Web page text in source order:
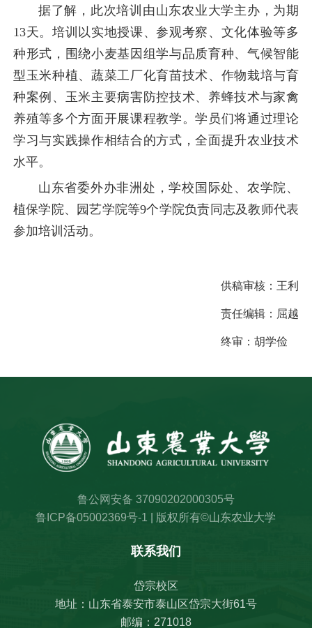
据了解，此次培训由山东农业大学主办，为期
13天。培训以实地授课、参观考察、文化体验等多
种形式，围绕小麦基因组学与品质育种、气候智能
型玉米种植、蔬菜工厂化育苗技术、作物栽培与育
种案例、玉米主要病害防控技术、养蜂技术与家禽
养殖等多个方面开展课程教学。学员们将通过理论
学习与实践操作相结合的方式，全面提升农业技术
水平。
山东省委外办非洲处，学校国际处、农学院、
植保学院、园艺学院等9个学院负责同志及教师代表
参加培训活动。
供稿审核： 王利
责任编辑： 屈越
终审：胡学俭
鲁公网安备 37090202000305号
鲁ICP备05002369号-1 | 版权所有©山东农业大学
联系我们
岱宗校区
地址：山东省泰安市泰山区岱宗大街61号
邮编：271018